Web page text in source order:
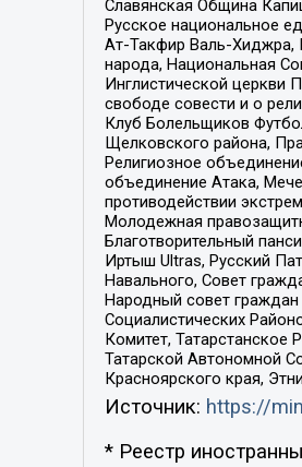
Славянская Община
Русское национальное
Ат-Такфир Валь-Хиджра,
народа, Национальная
Инглистической церкви
свободе совести и о
Клуб Болельщиков
Щелковского района,
Религиозное
объединение Атака,
противодействии
Молодежная
Благотворительный
Иртыш Ultras, Русский
Навального, Совет
Народный совет
Социалистических
Комитет,
Татарской Автономной
Красноярского края,
Источник: https://
* Реестр